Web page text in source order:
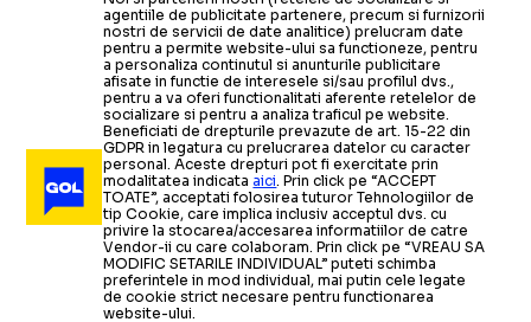
27.04.2025
DAT SEAMA CĂ A CÂȘTIGAT Tsitsipas,
moment amuzant laMadrid Open» Badosa a
izbucnit în râs
TENIS 06.05.2022
Motivul pentru care Rafael Nadal nu se vede favorit
înainte de meciul cu Carlos Alcaraz
06.04.2022
02.04.2022
Banii încasați de Ion Țiriac pentru
agentiile de publicitate partenere, precum si furnizorii
nostri de servicii de date analitice) prelucram date
pentru a permite website-ului sa functioneze, pentru
a personaliza continutul si anunturile publicitare
afisate in functie de interesele si/sau profilul dvs.,
pentru a va oferi functionalitati aferente retelelor de
socializare si pentru a analiza traficul pe website.
Beneficiati de drepturile prevazute de art. 15-22 din
GDPR in legatura cu prelucrarea datelor cu caracter
personal. Aceste drepturi pot fi exercitate prin
modalitatea indicataaici . Prin click pe “ACCEPT
TOATE”, acceptati folosirea tuturor Tehnologiilor de
tip Cookie, care implica inclusiv acceptul dvs. cu
privire la stocarea/accesarea informatiilor de catre
Vendor-ii cu care colaboram. Prin click pe “VREAU SA
MODIFIC SETARILE INDIVIDUAL” puteti schimba
preferintele in mod individual, mai putin cele legate
de cookie strict necesare pentru functionarea
website-ului.